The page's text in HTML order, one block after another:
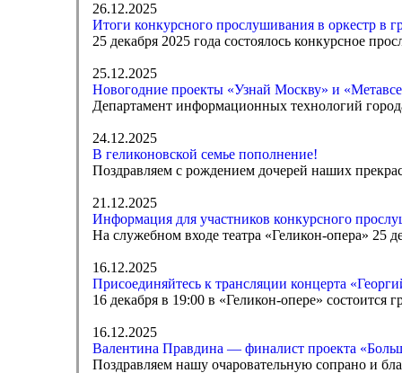
26.12.2025
Итоги конкурсного прослушивания в оркестр в
25 декабря 2025 года состоялось конкурсное
25.12.2025
Новогодние проекты «Узнай Москву» и
Департамент информационных технологий
24.12.2025
В геликоновской семье пополнение!
Поздравляем с рождением дочерей наших
21.12.2025
Информация для участников конкурсного
На служебном входе театра «Геликон-опера» 25
16.12.2025
Присоединяйтесь к трансляции концерта
16 декабря в 19:00 в «Геликон-опере»
16.12.2025
Валентина Правдина — финалист проекта
Поздравляем нашу очаровательную сопрано и